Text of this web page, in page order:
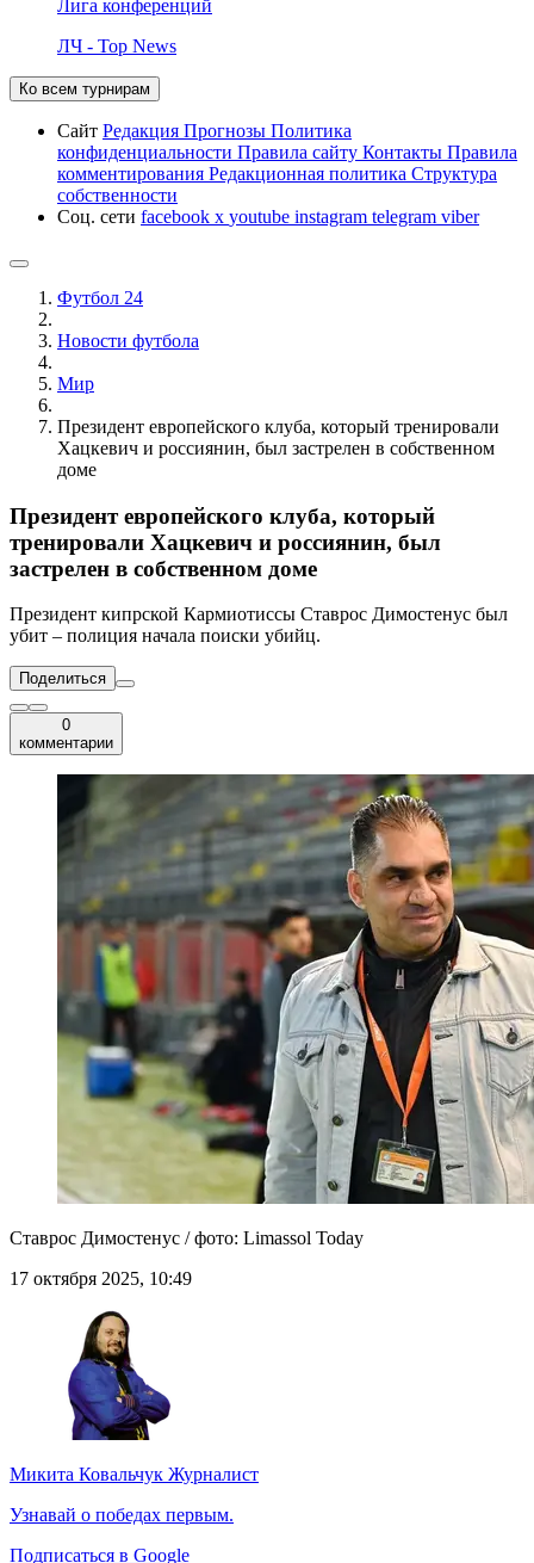
Лига конференций
ЛЧ - Top News
Ко всем турнирам
Сайт Редакция Прогнозы Политика
конфиденциальности Правила сайту Контакты Правила
комментирования Редакционная политика Структура
собственности
Соц. сети facebook x youtube instagram telegram viber
Футбол 24
Новости футбола
Мир
Президент европейского клуба, который тренировали
Хацкевич и россиянин, был застрелен в собственном
доме
Президент европейского клуба, который
тренировали Хацкевич и россиянин, был
застрелен в собственном доме
Президент кипрской Кармиотиссы Ставрос Димостенус был
убит – полиция начала поиски убийц.
Поделиться
0
комментарии
Ставрос Димостенус / фото: Limassol Today
17 октября 2025, 10:49
Микита Ковальчук Журналист
Узнавай о победах первым.
Подписаться в Google